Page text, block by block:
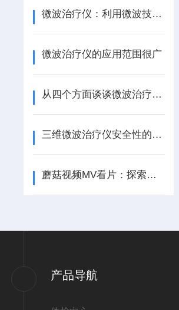
微波治疗仪：利用微波技术实现物理疗法的神奇设备
微波治疗仪的应用范围很广
从四个方面谈谈微波治疗仪的组成结构
三维微波治疗仪安全性的相关说明
蘑菇视频MV看片：探索健康新境界
产品导航